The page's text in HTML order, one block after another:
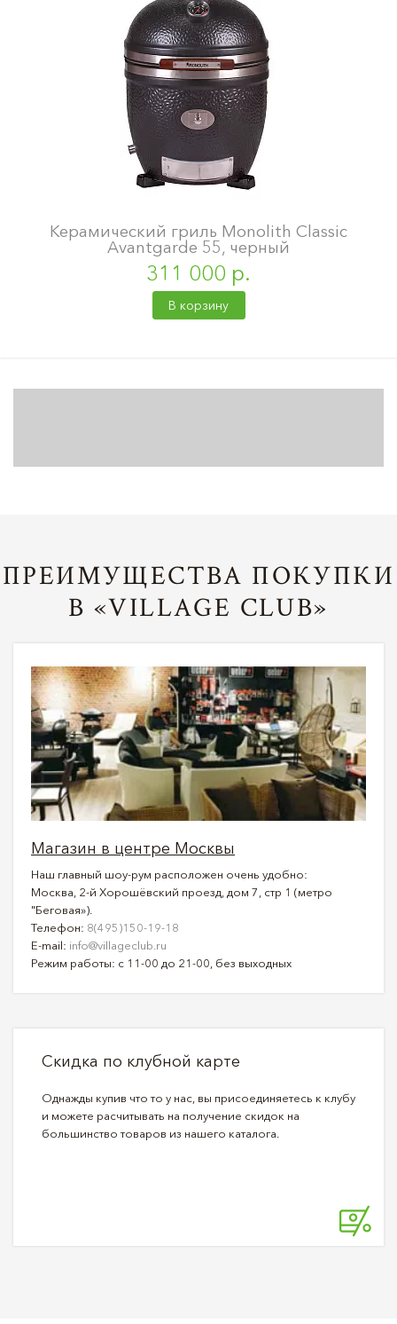
Керамический гриль Monolith Classic
Avantgarde 55, черный
311 000 р.
В корзину
ПРЕИМУЩЕСТВА ПОКУПКИ
В «VILLAGE CLUB»
Магазин в центре Москвы
Наш главный шоу-рум расположен очень удобно:
Москва, 2-й Хорошёвский проезд, дом 7, стр 1 (метро
"Беговая»).
Телефон: 8(495)150-19-18
E-mail: info@villageclub.ru
Режим работы: с 11-00 до 21-00, без выходных
Скидка по клубной карте
Однажды купив что то у нас, вы присоединяетесь к клубу
и можете расчитывать на получение скидок на
большинство товаров из нашего каталога.